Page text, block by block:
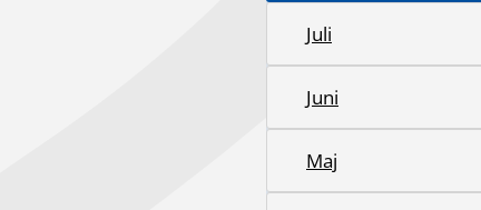
Juli
Juni
Maj